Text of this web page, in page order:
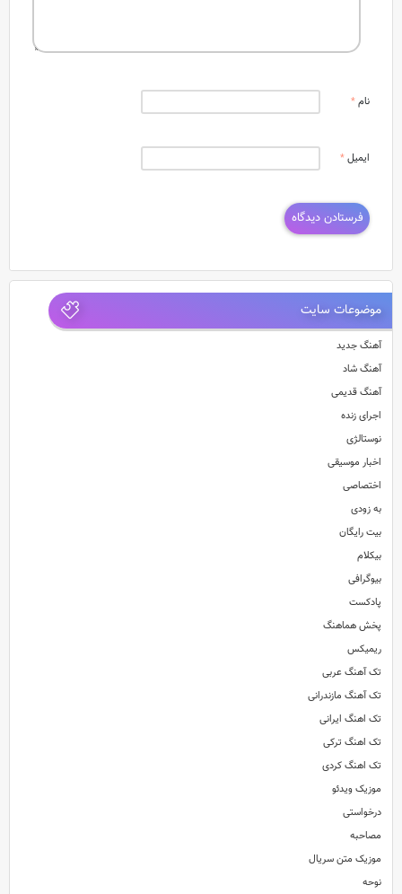
نام*
ایمیل*
موضوعات سایت
آهنگ جدید
آهنگ شاد
آهنگ قدیمی
اجرای زنده
نوستالژی
اخبار موسیقی
اختصاصی
به زودی
بیت رایگان
بیکلام
بیوگرافی
پادکست
پخش هماهنگ
ریمیکس
تک آهنگ عربی
تک آهنگ مازندرانی
تک اهنگ ایرانی
تک اهنگ ترکی
تک اهنگ کردی
موزیک ویدئو
درخواستی
مصاحبه
موزیک متن سریال
نوحه